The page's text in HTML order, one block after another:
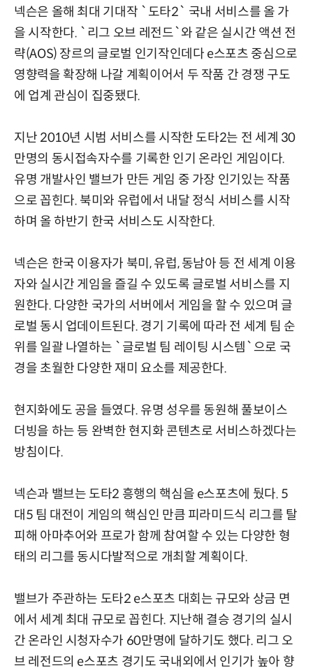
넥슨은 올해 최대 기대작 `도타2` 국내 서비스를 올 가
을 시작한다. `리그 오브 레전드`와 같은 실시간 액션 전
략(AOS) 장르의 글로벌 인기작인데다 e스포츠 중심으로
영향력을 확장해 나갈 계획이어서 두 작품 간 경쟁 구도
에 업계 관심이 집중됐다.
지난 2010년 시범 서비스를 시작한 도타2는 전 세계 30
만명의 동시접속자수를 기록한 인기 온라인 게임이다.
유명 개발사인 밸브가 만든 게임 중 가장 인기있는 작품
으로 꼽힌다. 북미와 유럽에서 내달 정식 서비스를 시작
하며 올 하반기 한국 서비스도 시작한다.
넥슨은 한국 이용자가 북미, 유럽, 동남아 등 전 세계 이용
자와 실시간 게임을 즐길 수 있도록 글로벌 서비스를 지
원한다. 다양한 국가의 서버에서 게임을 할 수 있으며 글
로벌 동시 업데이트된다. 경기 기록에 따라 전 세계 팀 순
위를 일괄 나열하는 `글로벌 팀 레이팅 시스템`으로 국
경을 초월한 다양한 재미 요소를 제공한다.
현지화에도 공을 들였다. 유명 성우를 동원해 풀보이스
더빙을 하는 등 완벽한 현지화 콘텐츠로 서비스하겠다는
방침이다.
넥슨과 밸브는 도타2 흥행의 핵심을 e스포츠에 뒀다. 5
대5 팀 대전이 게임의 핵심인 만큼 피라미드식 리그를 탈
피해 아마추어와 프로가 함께 참여할 수 있는 다양한 형
태의 리그를 동시다발적으로 개최할 계획이다.
밸브가 주관하는 도타2 e스포츠 대회는 규모와 상금 면
에서 세계 최대 규모로 꼽힌다. 지난해 결승 경기의 실시
간 온라인 시청자수가 60만명에 달하기도 했다. 리그 오
브 레전드의 e스포츠 경기도 국내외에서 인기가 높아 향